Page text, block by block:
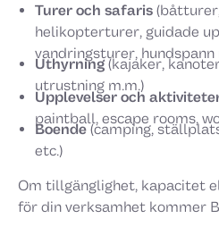
Turer och safaris
helikopterturer, guidade
vandringsturer, hundspann
Uthyrning(kajaker,
utrustning m.m.)
Upplevelser och
paintball, escape rooms,
Boende (camping,
etc.)
Om tillgänglighet, kapacitet
för din verksamhet kommer